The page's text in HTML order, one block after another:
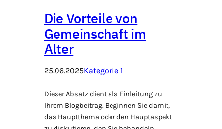
Die Vorteile von
Gemeinschaft im
Alter
25.06.2025Kategorie 1
Dieser Absatz dient als Einleitung zu
Ihrem Blogbeitrag. Beginnen Sie damit,
das Hauptthema oder den Hauptaspekt